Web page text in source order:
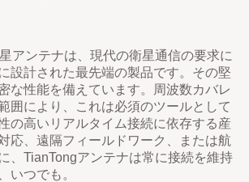
アンテナは、現代の衛星通信の要求に
設計された最先端の製品です。 その堅
な性能を備えています。
周波数カバレ
囲により、これは必須のツールとして
の高いリアルタイム接続に依存する産
応、 遠隔フィールドワーク、または航
、TianTongアンテナは常に接続を維持
いつでも。